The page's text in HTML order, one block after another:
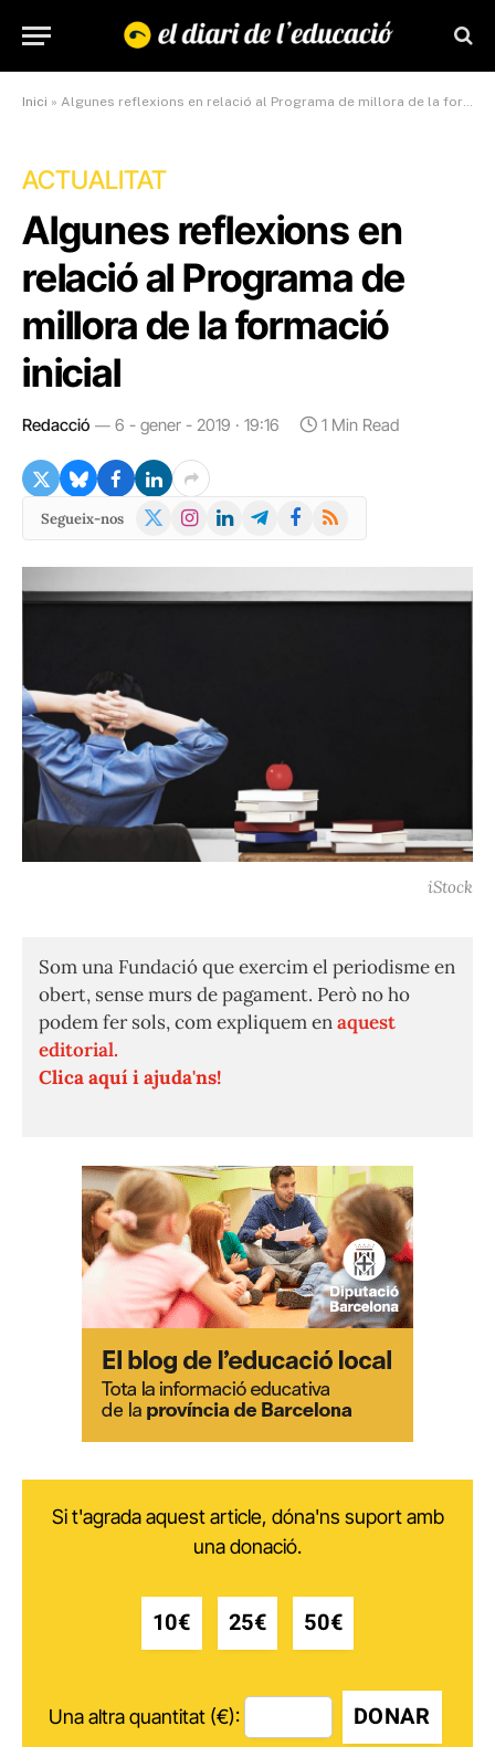
Inici » Algunes reflexions en relació al Programa de millora de la formació inicial
ACTUALITAT
Algunes reflexions en
relació al Programa de
millora de la formació
inicial
Redacció 6 - gener - 2019 · 19:16 1 Min Read
Segueix-nos
X
Instagram
LinkedInTelegramFacebook
RSS
iStock
Som una Fundació que exercim el periodisme en
obert, sense murs de pagament. Però no ho
podem fer sols, com expliquem enaquest
editorial.
Clica aquí i ajuda'ns!
Si t'agrada aquest article, dóna'ns suport amb
una donació.
10€ 25€ 50€
Una altra quantitat (€): DONAR